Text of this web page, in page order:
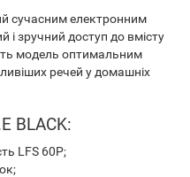
сучасним електронним
зручний доступ до вмісту
модель оптимальним
речей у домашніх
BLACK:
LFS 60P;